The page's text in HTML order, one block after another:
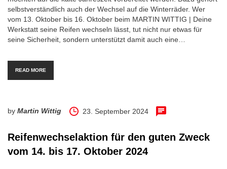
selbstverständlich auch der Wechsel auf die Winterräder. Wer
vom 13. Oktober bis 16. Oktober beim MARTIN WITTIG | Deine
Werkstatt seine Reifen wechseln lässt, tut nicht nur etwas für
seine Sicherheit, sondern unterstützt damit auch eine…
READ MORE
by Martin Wittig 23. September 2024
Reifenwechselaktion für den guten Zweck
vom 14. bis 17. Oktober 2024